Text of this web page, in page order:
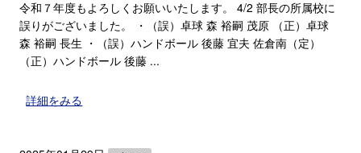
令和７年度もよろしくお願いいたします。 4/2 部長の所属校に
誤りがございました。 ・（誤）卓球 森 裕嗣 茂原 （正）卓球
森 裕嗣 長生 ・（誤）ハンドボール 後藤 宜夫 佐倉南（定）
（正）ハンドボール 後藤 ...
詳細をみる